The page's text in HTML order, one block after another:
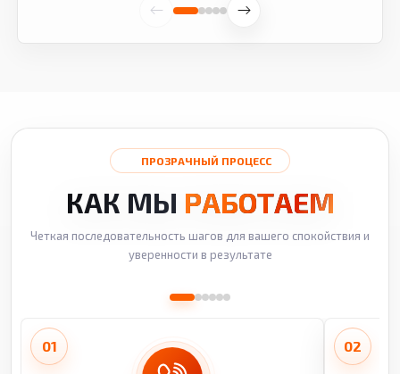
ПРОЗРАЧНЫЙ ПРОЦЕСС
КАК МЫ РАБОТАЕМ
Четкая последовательность шагов для вашего спокойствия и
уверенности в результате
01 02